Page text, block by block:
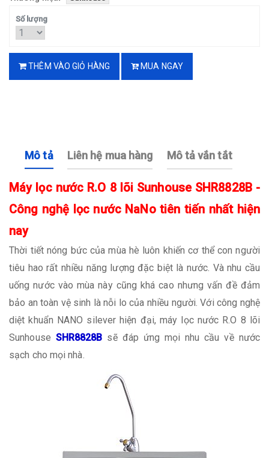
Số lượng
THÊM VÀO GIỎ HÀNG MUA NGAY
Mô tả Liên hệ mua hàng Mô tả vắn tắt
Máy lọc nước R.O 8 lõi Sunhouse SHR8828B -
Công nghệ lọc nước NaNo tiên tiến nhất hiện
nay
Thời tiết nóng bức của mùa hè luôn khiến cơ thể con người
tiêu hao rất nhiều năng lượng đặc biệt là nước. Và nhu cầu
uống nước vào mùa này cũng khá cao nhưng vấn đề đảm
bảo an toàn vệ sinh là nỗi lo của nhiều người. Với công nghệ
diệt khuẩn NANO silever hiện đại, máy lọc nước R.O 8 lõi
Sunhouse SHR8828B sẽ đáp ứng mọi nhu cầu về nước
sạch cho mọi nhà.